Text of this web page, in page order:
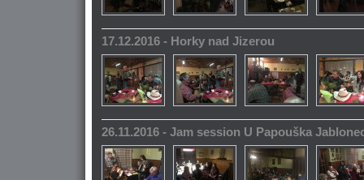
17.12.2016 - Horky nad Jizerou
26.11.2016 - Jam session U Papouška